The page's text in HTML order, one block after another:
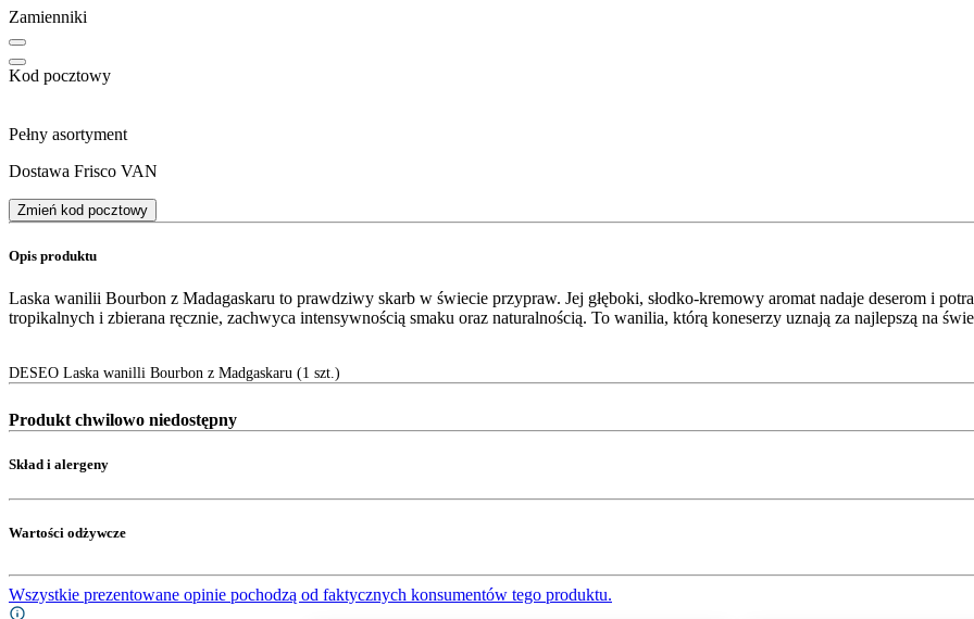
Zamienniki
Kod pocztowy
Pełny asortyment
Dostawa Frisco VAN
Zmień kod pocztowy
Opis produktu
Laska wanilii Bourbon z Madagaskaru to prawdziwy skarb w świecie przypraw. Jej głęboki, słodko-kremowy aromat nadaje deserom i
tropikalnych i zbierana ręcznie, zachwyca intensywnością smaku oraz naturalnością. To wanilia, którą koneserzy uznają za najlepszą na
DESEO Laska wanilli Bourbon z Madgaskaru (1 szt.)
Produkt chwilowo niedostępny
Skład i alergeny
Wartości odżywcze
Wszystkie prezentowane opinie pochodzą od faktycznych konsumentów tego produktu.